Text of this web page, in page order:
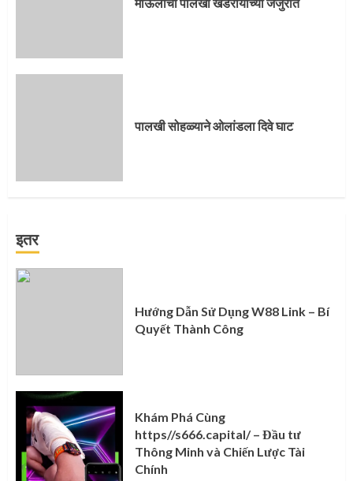
पालखी सोहळ्याने ओलांडला दिवे घाट
इतर
Hướng Dẫn Sử Dụng W88 Link – Bí
Quyết Thành Công
Khám Phá Cùng
https//s666.capital/ – Đầu tư
Thông Minh và Chiến Lược Tài
Chính